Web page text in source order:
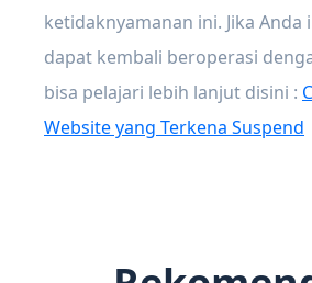
ketidaknyamanan ini. Jika Anda
dapat kembali beroperasi
bisa pelajari lebih lanjut disini :
Website yang Terkena Suspend